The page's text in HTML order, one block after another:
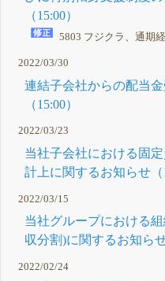
（15:00）
5803 フジクラ、通期
2022/03/30
連結子会社からの配当
（15:00）
2022/03/23
当社子会社における固
計上に関するお知らせ（
2022/03/15
当社グループにおける
収分割)に関するお知ら
2022/02/24